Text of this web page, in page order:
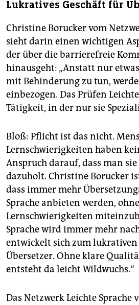
Lukratives Geschäft für
Christine Borucker vom
sieht darin einen wichtigen
der über die barrierefreie
hinausgeht: „Anstatt nur
mit Behinderung zu tun,
einbezogen. Das Prüfen
Tätigkeit, in der nur sie
Bloß: Pflicht ist das nicht.
Lernschwierigkeiten haben
Anspruch darauf, dass man
dazuholt. Christine Borucker
dass immer mehr
Sprache anbieten werden,
Lernschwierigkeiten
Sprache wird immer mehr
entwickelt sich zum lukrativen
Übersetzer. Ohne klare
entsteht da leicht Wildwuchs.“
Das Netzwerk Leichte Sprache